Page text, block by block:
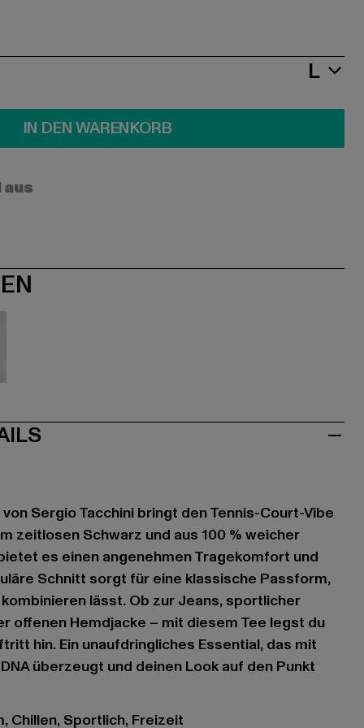
L
IN DEN WARENKORB
Sergio Tacchini bringt den Tennis-Court-Vibe
zeitlosen Schwarz und aus 100 % weicher
es einen angenehmen Tragekomfort und
Schnitt sorgt für eine klassische Passform,
lässt. Ob zur Jeans, sportlicher
offenen Hemdjacke – mit diesem Tee legst du
hin. Ein unaufdringliches Essential, das mit
überzeugt und deinen Look auf den Punkt
Chillen, Sportlich, Freizeit